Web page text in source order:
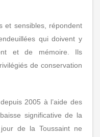
et sensibles, répondent
qui doivent y
et de mémoire. Ils
de conservation
2005 à l’aide des
significative de la
de la Toussaint ne